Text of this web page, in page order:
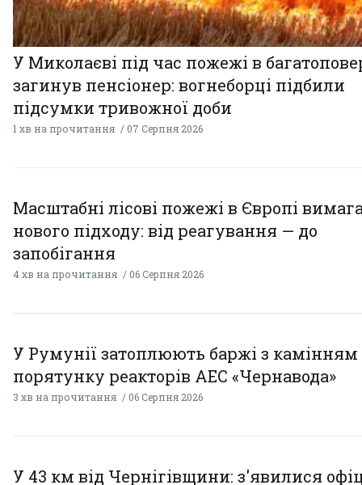
У Миколаєві під час пожежі в
загинув пенсіонер: вогнеборці підбили
підсумки тривожної доби
1 хв на прочитання 07 Серпня 2026
Масштабні лісові пожежі в Європі
нового підходу: від реагування — до
запобігання
4 хв на прочитання 06 Серпня 2026
У Румунії затоплюють баржі з
порятунку реакторів АЕС «Чернавода»
3 хв на прочитання 06 Серпня 2026
У 43 км від Чернігівщини: з'явилися